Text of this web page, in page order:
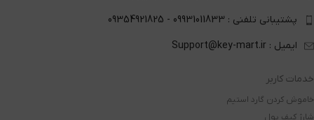
پشتیبانی تلفنی : 09931011833 - 09354921825
ایمیل : Support@key-mart.ir
خدمات کاربر
خاموش کردن گارد استیم
شارژ کیف پول